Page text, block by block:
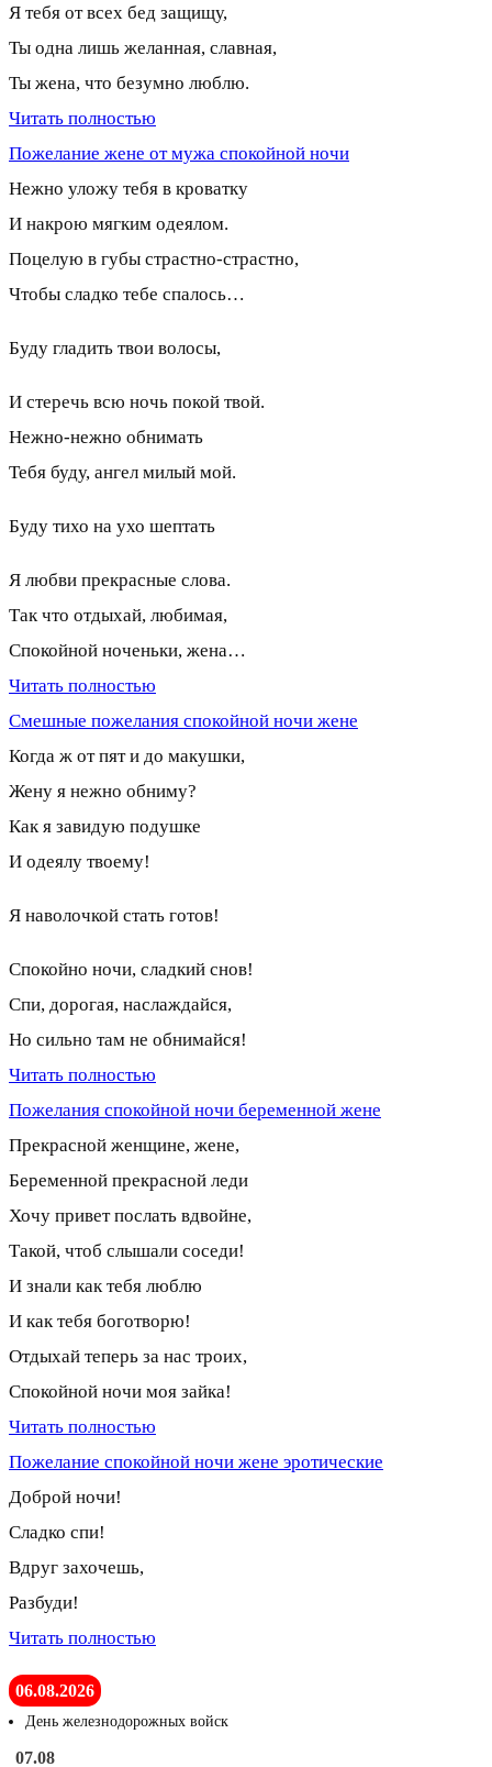
Я тебя от всех бед защищу,
Ты одна лишь желанная, славная,
Ты жена, что безумно люблю.
Читать полностью
Пожелание жене от мужа спокойной ночи
Нежно уложу тебя в кроватку
И накрою мягким одеялом.
Поцелую в губы страстно-страстно,
Чтобы сладко тебе спалось…
Буду гладить твои волосы,
И стеречь всю ночь покой твой.
Нежно-нежно обнимать
Тебя буду, ангел милый мой.
Буду тихо на ухо шептать
Я любви прекрасные слова.
Так что отдыхай, любимая,
Спокойной ноченьки, жена…
Читать полностью
Смешные пожелания спокойной ночи жене
Когда ж от пят и до макушки,
Жену я нежно обниму?
Как я завидую подушке
И одеялу твоему!
Я наволочкой стать готов!
Спокойно ночи, сладкий снов!
Спи, дорогая, наслаждайся,
Но сильно там не обнимайся!
Читать полностью
Пожелания спокойной ночи беременной жене
Прекрасной женщине, жене,
Беременной прекрасной леди
Хочу привет послать вдвойне,
Такой, чтоб слышали соседи!
И знали как тебя люблю
И как тебя боготворю!
Отдыхай теперь за нас троих,
Спокойной ночи моя зайка!
Читать полностью
Пожелание спокойной ночи жене эротические
Доброй ночи!
Сладко спи!
Вдруг захочешь,
Разбуди!
Читать полностью
06.08.2026
День железнодорожных войск
07.08